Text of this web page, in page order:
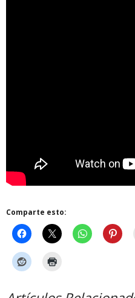
Comparte esto: